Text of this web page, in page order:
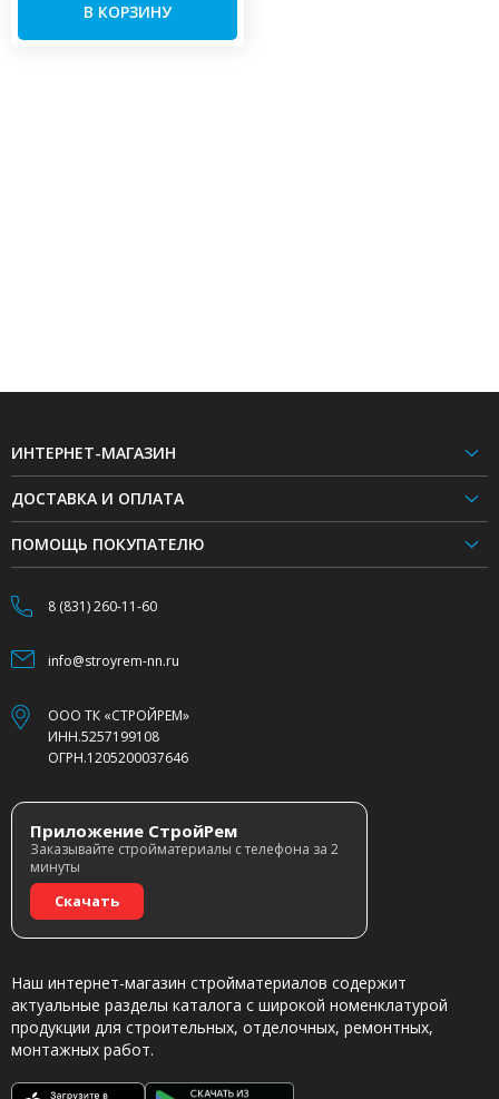
В КОРЗИНУ
ИНТЕРНЕТ-МАГАЗИН
ДОСТАВКА И ОПЛАТА
ПОМОЩЬ ПОКУПАТЕЛЮ
8 (831) 260-11-60
info@stroyrem-nn.ru
ООО ТК «СТРОЙРЕМ»
ИНН.5257199108
ОГРН.1205200037646
Приложение СтройРем
Заказывайте стройматериалы с телефона за 2
минуты
Скачать
Наш интернет-магазин стройматериалов содержит
актуальные разделы каталога с широкой номенклатурой
продукции для строительных, отделочных, ремонтных,
монтажных работ.